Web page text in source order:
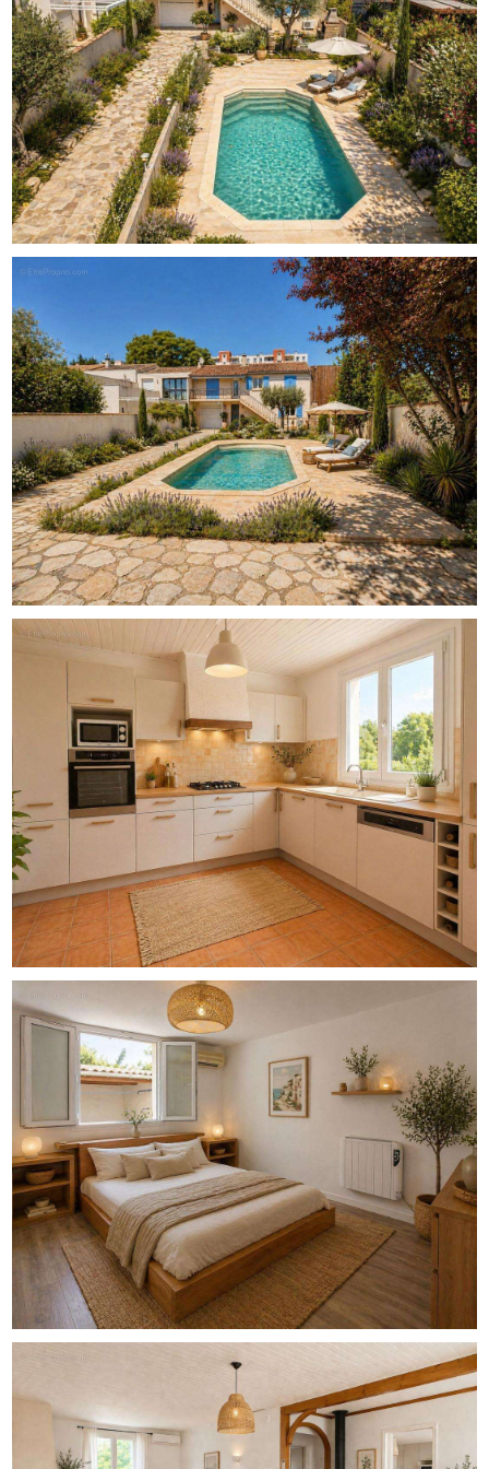
travaux.
Des travaux d'aménagement sont à prévoir, mais le bien
dispose d'un **fort potentiel de transformation** grâce à
ses volumes, son terrain, ses annexes et sa configuration
déjà divisée.
**Emplacement privilégié – Quartier des Aubes**
Située au calme, dans un environnement agréable et
recherché, à proximité du centre-ville, des commerces et
des transports.
**Une maison composée de deux appartements
indépendants**
D'une surface totale de **147,75 m²**, édifiée sur une
parcelle de **487 m²**, la maison se compose
actuellement de deux logements, chacun disposant de
ses propres espaces de vie.
**Rez-de-chaussée :**
Séjour avec cuisine
Salle d'eau
WC séparés
Accès direct au grand garage
Accès à un atelier spacieux situé à l'arrière
**À l'étage :**
Grand séjour lumineux
Cuisine séparée
3 chambres
Salle d'eau
WC séparés
**Extérieurs & annexes**
Grand terrain exploitable
Belle piscine
Pool house
Puits pouvant alimenter la piscine
Grand garage
Atelier indépendant, idéal pour artisan, stockage ou projet
annexe
**Caractéristiques techniques**
Double vitrage sur l'ensemble de la maison
Climatisation réversible